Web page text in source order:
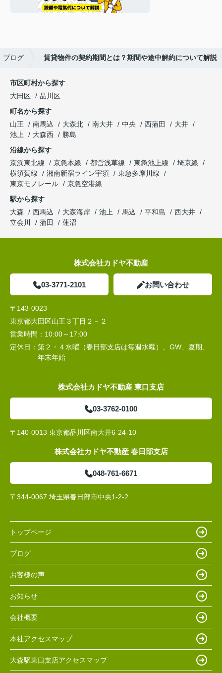
ブログ 賃貸物件の契約期間とは？期間や途中解約について解説
市区町村から探す
大田区
品川区
町名から探す
山王
南馬込 大森北 南大井 中央 西蒲田
大井
池上
大森西
勝島
沿線から探す
京浜東北線
京急本線 都営浅草線 東急池上線
埼京線
横須賀線
湘南新宿ライン宇須
東急多摩川線
東京モノレール
京急空港線
駅から探す
大森
西馬込 大森海岸 池上 馬込 平和島
西大井
立会川
蒲田 蓮沼
株式会社カドヤ不動産
03-3771-2101 お問い合わせ
〒143-0023
東京都大田区山王３丁目２－２
営業時間： 10:00～17:00
定休日： 第２・４水曜（春日部支店は毎週水曜）、GW、夏期、
年末年始
株式会社カドヤ不動産 東口支店
03-3762-0100
〒140-0013 東京都品川区南大井6-24-10
株式会社カドヤ不動産 春日部支店
048-761-6671
〒344-0067 埼玉県春日部市中央1-2-2
トップページ
ブログ
お客様の声
お知らせ
会社概要
本社アクセスマップ
大森駅東口支店アクセスマップ